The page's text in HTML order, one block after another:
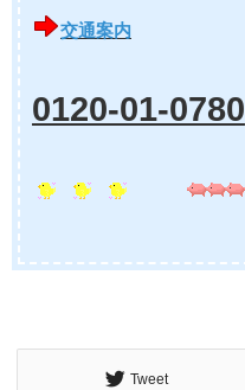
交通案内
0120-01-0780
Tweet